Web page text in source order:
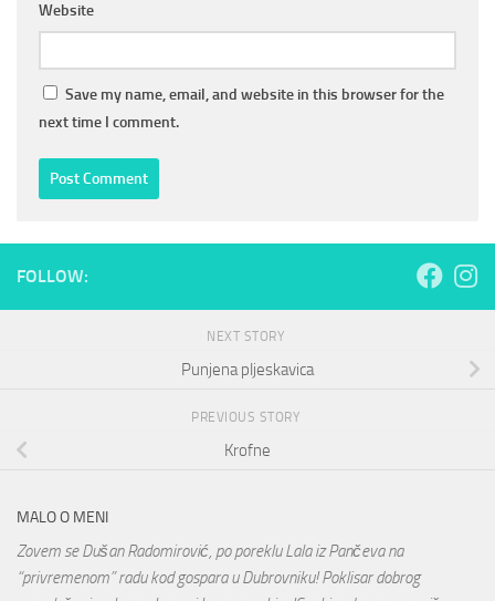
Website
Save my name, email, and website in this browser for the
next time I comment.
FOLLOW:
NEXT STORY
Punjena pljeskavica
PREVIOUS STORY
Krofne
MALO O MENI
Zovem se Dušan Radomirović, po poreklu Lala iz Pančeva na
“privremenom” radu kod gospara u Dubrovniku! Poklisar dobrog